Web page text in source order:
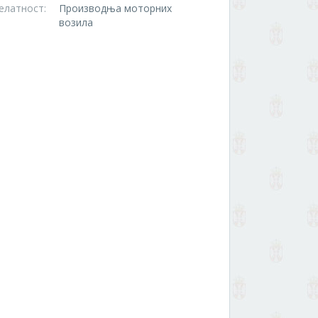
Производња моторних
возила